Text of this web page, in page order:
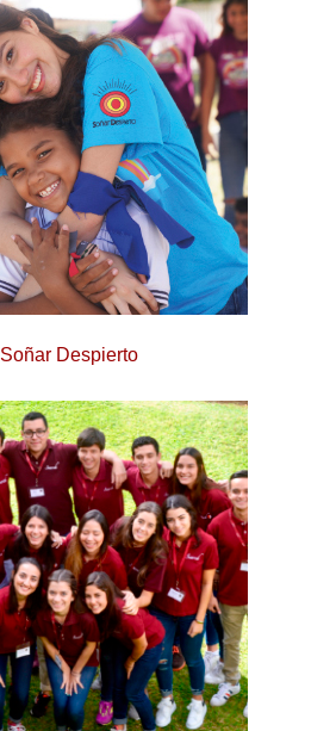
Soñar Despierto